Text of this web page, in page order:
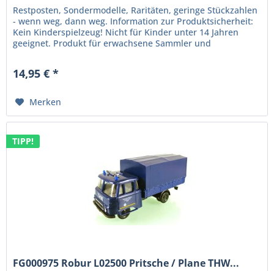
Restposten, Sondermodelle, Raritäten, geringe Stückzahlen
- wenn weg, dann weg. Information zur Produktsicherheit:
Kein Kinderspielzeug! Nicht für Kinder unter 14 Jahren
geeignet. Produkt für erwachsene Sammler und
14,95 € *
Merken
TIPP!
FG000975 Robur L02500 Pritsche / Plane THW...